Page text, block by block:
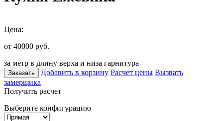
Цена:
от 40000 руб.
за метр в длину верха и низа гарнитура
Заказать Добавить в корзину Расчет цены Вызвать
замерщика
Получить расчет
Выберите конфигурацию